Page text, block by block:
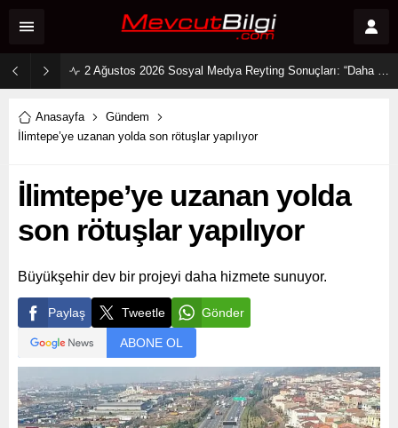
2 Ağustos 2026 Sosyal Medya Reyting Sonuçları: “Daha 17” Ekranlara Ambargo Koydu!
Anasayfa
Gündem
İlimtepe’ye uzanan yolda son rötuşlar yapılıyor
İlimtepe’ye uzanan yolda
son rötuşlar yapılıyor
Büyükşehir dev bir projeyi daha hizmete sunuyor.
Paylaş Tweetle Gönder
ABONE OL